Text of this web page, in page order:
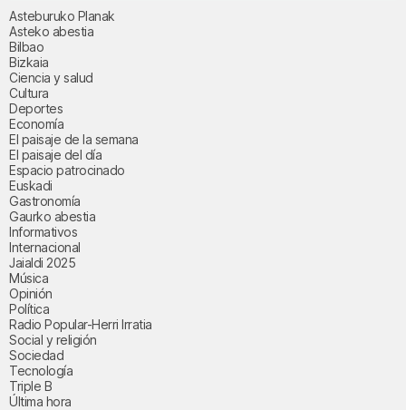
Asteburuko Planak
Asteko abestia
Bilbao
Bizkaia
Ciencia y salud
Cultura
Deportes
Economía
El paisaje de la semana
El paisaje del día
Espacio patrocinado
Euskadi
Gastronomía
Gaurko abestia
Informativos
Internacional
Jaialdi 2025
Música
Opinión
Política
Radio Popular-Herri Irratia
Social y religión
Sociedad
Tecnología
Triple B
Última hora